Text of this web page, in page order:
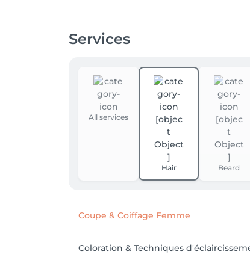
Services
All services
Hair Beard
Coupe & Coiffage Femme
Coloration & Techniques